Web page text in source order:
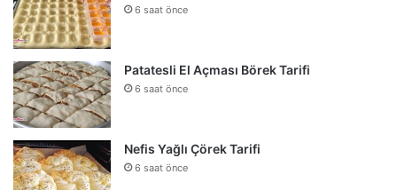
6 saat önce
Patatesli El Açması Börek Tarifi
6 saat önce
Nefis Yağlı Çörek Tarifi
6 saat önce